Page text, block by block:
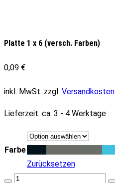
Platte 1 x 6 (versch. Farben)
0,09 €
inkl. MwSt. zzgl. Versandkosten
Lieferzeit: ca. 3 - 4 Werktage
Farbe
Zurücksetzen
Platte